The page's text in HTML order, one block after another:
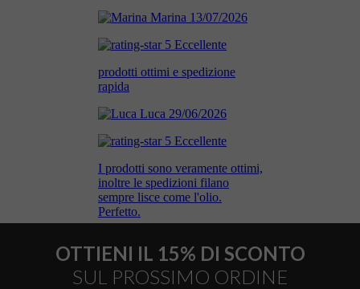
OTTIENI IL 15% DI SCONTO
SUL PROSSIMO ORDINE